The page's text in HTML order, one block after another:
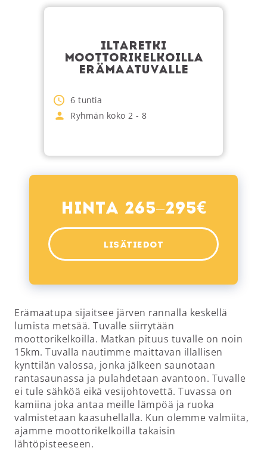
ILTARETKI
MOOTTORIKELKOILLA
ERÄMAATUVALLE
6 tuntia
Ryhmän koko 2 - 8
Hinta 265–295€
LISÄTIEDOT
Erämaatupa sijaitsee järven rannalla keskellä
lumista metsää. Tuvalle siirrytään
moottorikelkoilla. Matkan pituus tuvalle on noin
15km. Tuvalla nautimme maittavan illallisen
kynttilän valossa, jonka jälkeen saunotaan
rantasaunassa ja pulahdetaan avantoon. Tuvalle
ei tule sähköä eikä vesijohtovettä. Tuvassa on
kamiina joka antaa meille lämpöä ja ruoka
valmistetaan kaasuhellalla. Kun olemme valmiita,
ajamme moottorikelkoilla takaisin
lähtöpisteeseen.